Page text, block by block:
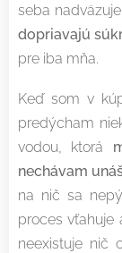
seba
dopriavajú
pre iba mňa.
Keď som v
predýcham
vodou, ktorá
nechávam
na nič sa
proces vťahuje
neexistuje nič